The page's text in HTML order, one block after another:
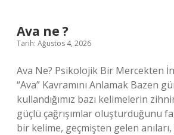
mi
Ava ne ?
Tarih: Ağustos 4, 2026
Ava Ne? Psikolojik Bir Mercekten
“Ava” Kavramını Anlamak Bazen
kullandığımız bazı kelimelerin
güçlü çağrışımlar oluşturduğunu
bir kelime, geçmişten gelen